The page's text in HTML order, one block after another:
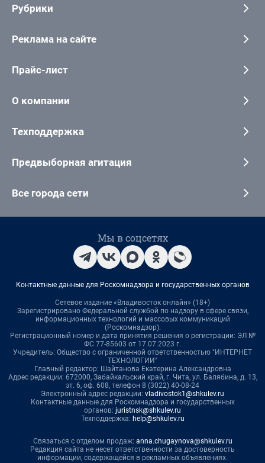
Рубрики
Реклама на сайте
Прайс-лист
О компании
Техподдержка
Предвыборная агитация
Все города сети
Мы в соцсетях
Контактные данные для Роскомнадзора и государственных органов
Сетевое издание «Владивосток онлайн» (18+)
Зарегистрировано Федеральной службой по надзору в сфере связи,
информационных технологий и массовых коммуникаций
(Роскомнадзор).
Регистрационный номер и дата принятия решения о регистрации: ЭЛ №
ФС 77-85603 от 17.07.2023 г.
Учредитель: Общество с ограниченной ответственностью "ИНТЕРНЕТ
ТЕХНОЛОГИИ"
Главный редактор: Шайтанова Екатерина Александровна
Адрес редакции: 672000, Забайкальский край, г. Чита, ул. Балябина, д. 13,
эт. 6, оф. 608, телефон 8 (3022) 40-08-24
Электронный адрес редакции: vladivostok1@shkulev.ru
Контактные данные для Роскомнадзора и государственных
органов: juristnsk@shkulev.ru
Техподдержка: help@shkulev.ru
Связаться с отделом продаж: anna.chugaynova@shkulev.ru
Редакция сайта не несет ответственности за достоверность
информации, содержащейся в рекламных объявлениях.